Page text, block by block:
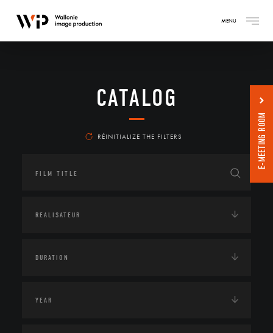
MENU
CATALOG
RÉINITIALIZE THE FILTERS E-MEETING ROOM